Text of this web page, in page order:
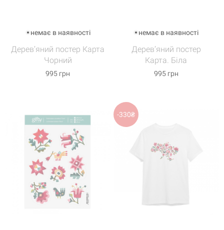
немає в наявності
Дерев’яний постер Карта
Чорний
995 грн
немає в наявності
Дерев’яний постер
Карта. Біла
995 грн
-330₴